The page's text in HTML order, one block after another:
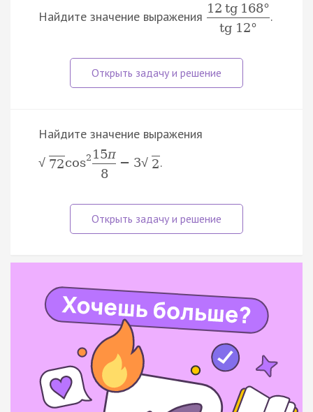
Найдите значение выражения
12 tg 168°
tg 12°
.
Найдите значение выражения
√ 72cos2 15π
8
− 3√ 2.